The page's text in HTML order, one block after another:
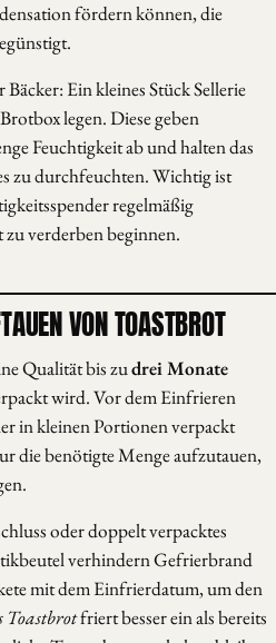
fördern können, die
Ein kleines Stück Sellerie
legen. Diese geben
Feuchtigkeit ab und halten das
zu durchfeuchten. Wichtig ist
regelmäßig
zu verderben beginnen.
VON TOASTBROT
Qualität bis zudrei Monate
wird. Vor dem Einfrieren
in kleinen Portionen verpackt
die benötigte Menge aufzutauen,
oder doppelt verpacktes
verhindern Gefrierbrand
mit dem Einfrierdatum, um den
Toastbrotfriert besser ein als bereits